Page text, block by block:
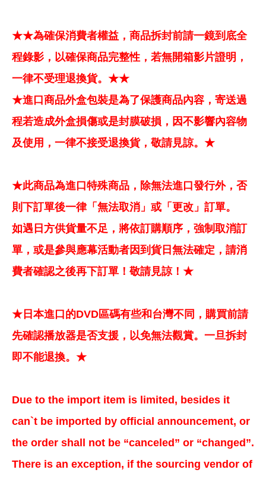
★★為確保消費者權益，商品拆封前請一鏡到底全
程錄影，以確保商品完整性，若無開箱影片證明，
一律不受理退換貨。★★
★進口商品外盒包裝是為了保護商品內容，寄送過
程若造成外盒損傷或是封膜破損，因不影響內容物
及使用，一律不接受退換貨，敬請見諒。★
★此商品為進口特殊商品，除無法進口發行外，否
則下訂單後一律「無法取消」或「更改」訂單。
如遇日方供貨量不足，將依訂購順序，強制取消訂
單，或是參與應幕活動者因到貨日無法確定，請消
費者確認之後再下訂單！敬請見諒！★
★日本進口的DVD區碼有些和台灣不同，購買前請
先確認播放器是否支援，以免無法觀賞。一旦拆封
即不能退換。★
Due to the import item is limited, besides it
can`t be imported by official announcement, or
the order shall not be “canceled” or “changed”.
There is an exception, if the sourcing vendor of